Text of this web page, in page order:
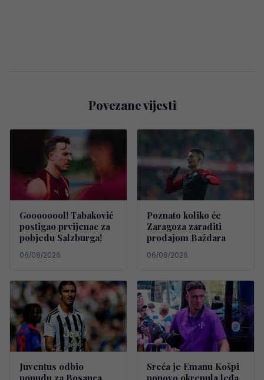
Povezane vijesti
Goooooool! Tabaković
postigao prvijenac za
pobjedu Salzburga!
06/08/2026
Poznato koliko će
Zaragoza zaraditi
prodajom Baždara
06/08/2026
Juventus odbio
Sreća je Emanu Košpi